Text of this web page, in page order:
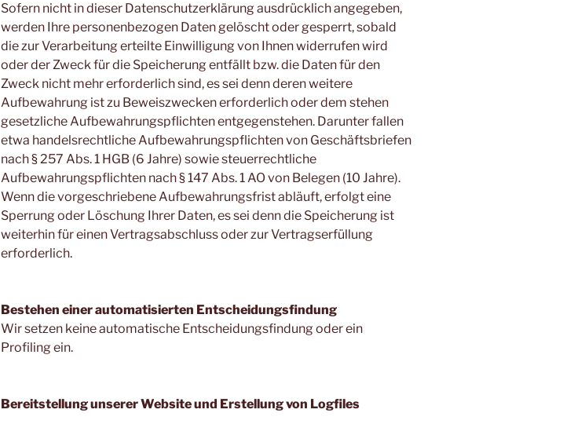
Sofern nicht in dieser Datenschutzerklärung ausdrücklich angegeben,
werden Ihre personenbezogen Daten gelöscht oder gesperrt, sobald
die zur Verarbeitung erteilte Einwilligung von Ihnen widerrufen wird
oder der Zweck für die Speicherung entfällt bzw. die Daten für den
Zweck nicht mehr erforderlich sind, es sei denn deren weitere
Aufbewahrung ist zu Beweiszwecken erforderlich oder dem stehen
gesetzliche Aufbewahrungspflichten entgegenstehen. Darunter fallen
etwa handelsrechtliche Aufbewahrungspflichten von Geschäftsbriefen
nach § 257 Abs. 1 HGB (6 Jahre) sowie steuerrechtliche
Aufbewahrungspflichten nach § 147 Abs. 1 AO von Belegen (10 Jahre).
Wenn die vorgeschriebene Aufbewahrungsfrist abläuft, erfolgt eine
Sperrung oder Löschung Ihrer Daten, es sei denn die Speicherung ist
weiterhin für einen Vertragsabschluss oder zur Vertragserfüllung
erforderlich.
Bestehen einer automatisierten Entscheidungsfindung
Wir setzen keine automatische Entscheidungsfindung oder ein
Profiling ein.
Bereitstellung unserer Website und Erstellung von Logfiles